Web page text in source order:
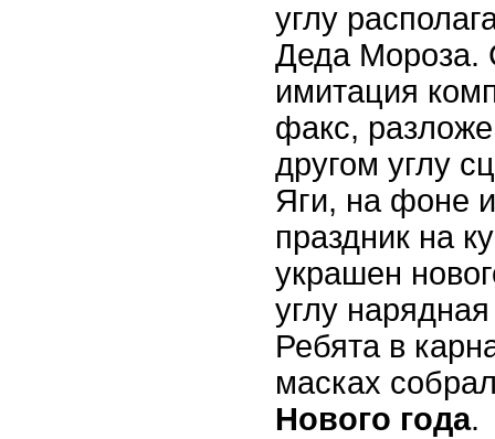
углу
Деда Мороза.
имитация
факс,
другом углу
Яги, на фоне
праздник на
украшен
углу
Ребята в
масках
Нового года.